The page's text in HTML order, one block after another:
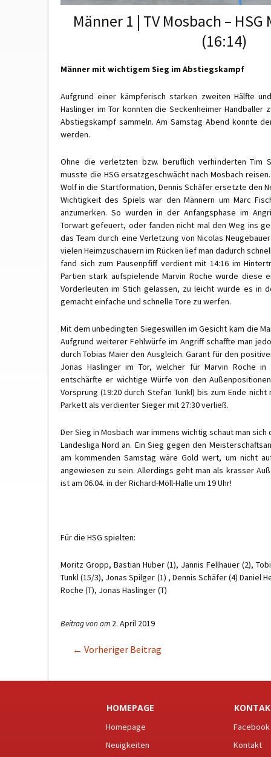
Männer 1 | TV Mosbach –
(16:14)
Männer mit wichtigem Sieg im Abstiegskampf
Aufgrund einer kämpferisch starken zweiten Hälfte
Haslinger im Tor konnten die Seckenheimer Handballer
Abstiegskampf sammeln. Am Samstag Abend konnte
werden.
Ohne die verletzten bzw. beruflich verhinderten Tim
musste die HSG ersatzgeschwächt nach Mosbach
Wolf in die Startformation, Dennis Schäfer ersetzte den
Wichtigkeit des Spiels war den Männern um Marc
anzumerken. So wurden in der Anfangsphase im
Torwart gefeuert, oder fanden nicht mal den Weg ins
das Team durch eine Verletzung von Nicolas
vielen Heimzuschauern im Rücken lief man dadurch
fand sich zum Pausenpfiff verdient mit 14:16 im
Partien stark aufspielende Marvin Roche wurde diese
Vorderleuten im Stich gelassen, zu leicht wurde es in
gemacht einfache und schnelle Tore zu werfen.
Mit dem unbedingten Siegeswillen im Gesicht kam die
Aufgrund weiterer Fehlwürfe im Angriff schaffte man
durch Tobias Maier den Ausgleich. Garant für den
Jonas Haslinger im Tor, welcher für Marvin Roche
entschärfte er wichtige Würfe von den
Vorsprung (19:20 durch Stefan Tunkl) bis zum Ende
Parkett als verdienter Sieger mit 27:30 verließ.
Der Sieg in Mosbach war immens wichtig schaut man
Landesliga Nord an. Ein Sieg gegen den
am kommenden Samstag wäre Gold wert, um nicht
angewiesen zu sein. Allerdings geht man als krasser
ist am 06.04. in der Richard-Möll-Halle um 19 Uhr!
Für die HSG spielten:
Moritz Gropp, Bastian Huber (1), Jannis Fellhauer (2),
Tunkl (15/3), Jonas Spilger (1) , Dennis Schäfer (4) Daniel
Roche (T), Jonas Haslinger (T)
Beitrag vonam 2. April 2019
Beitragsnavigation
← Vorheriger Beitrag
HOMEPAGE
Homepage
Facebook
Neuigkeiten
Kontakt